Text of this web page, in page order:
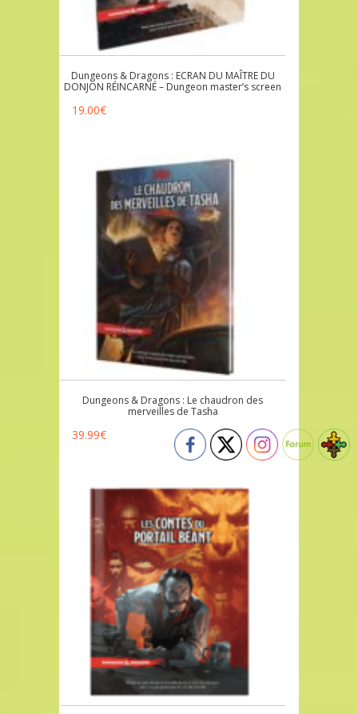
Dungeons & Dragons : ECRAN DU MAÎTRE DU
DONJON RÉINCARNÉ – Dungeon master’s screen
19.00€
Dungeons & Dragons : Le chaudron des
merveilles de Tasha
39.99€